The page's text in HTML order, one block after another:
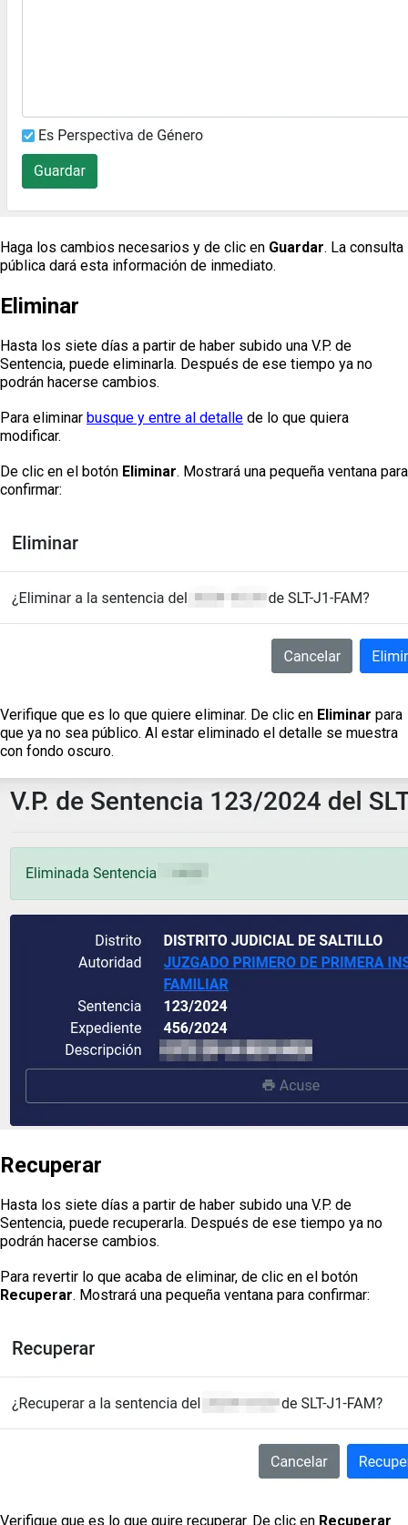
Haga los cambios necesarios y de clic en Guardar. La consulta
pública dará esta información de inmediato.
Eliminar
Hasta los siete días a partir de haber subido una V.P. de
Sentencia, puede eliminarla. Después de ese tiempo ya no
podrán hacerse cambios.
Para eliminar busque y entre al detalle de lo que quiera
modificar.
De clic en el botón Eliminar. Mostrará una pequeña ventana para
confirmar:
Verifique que es lo que quiere eliminar. De clic en Eliminar para
que ya no sea público. Al estar eliminado el detalle se muestra
con fondo oscuro.
Recuperar
Hasta los siete días a partir de haber subido una V.P. de
Sentencia, puede recuperarla. Después de ese tiempo ya no
podrán hacerse cambios.
Para revertir lo que acaba de eliminar, de clic en el botón
Recuperar. Mostrará una pequeña ventana para confirmar:
Verifique que es lo que quire recuperar. De clic en Recuperar